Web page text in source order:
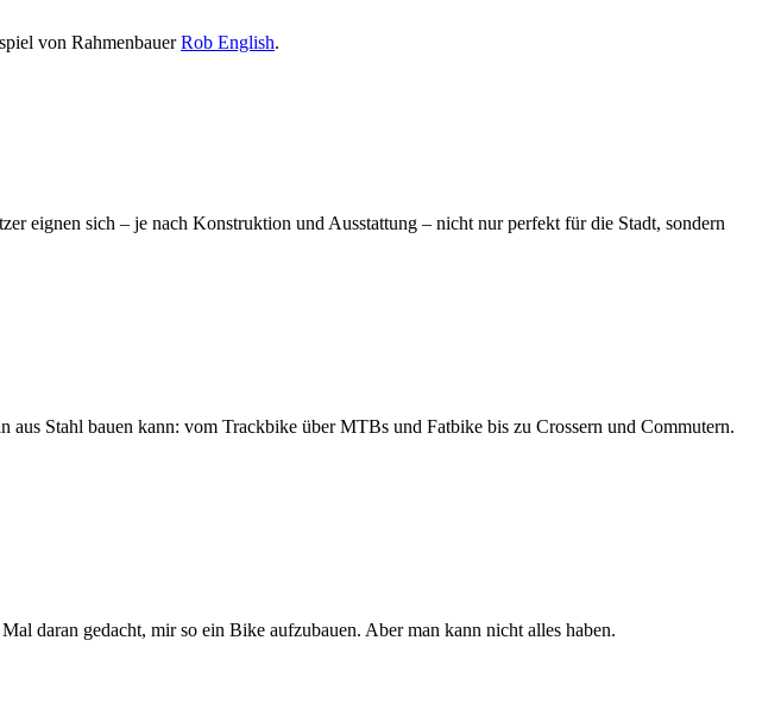
von RahmenbauerRob English.
eignen sich – je nach Konstruktion und Ausstattung – nicht nur perfekt für die Stadt, sondern
Stahl bauen kann: vom Trackbike über MTBs und Fatbike bis zu Crossern und Commutern.
daran gedacht, mir so ein Bike aufzubauen. Aber man kann nicht alles haben.